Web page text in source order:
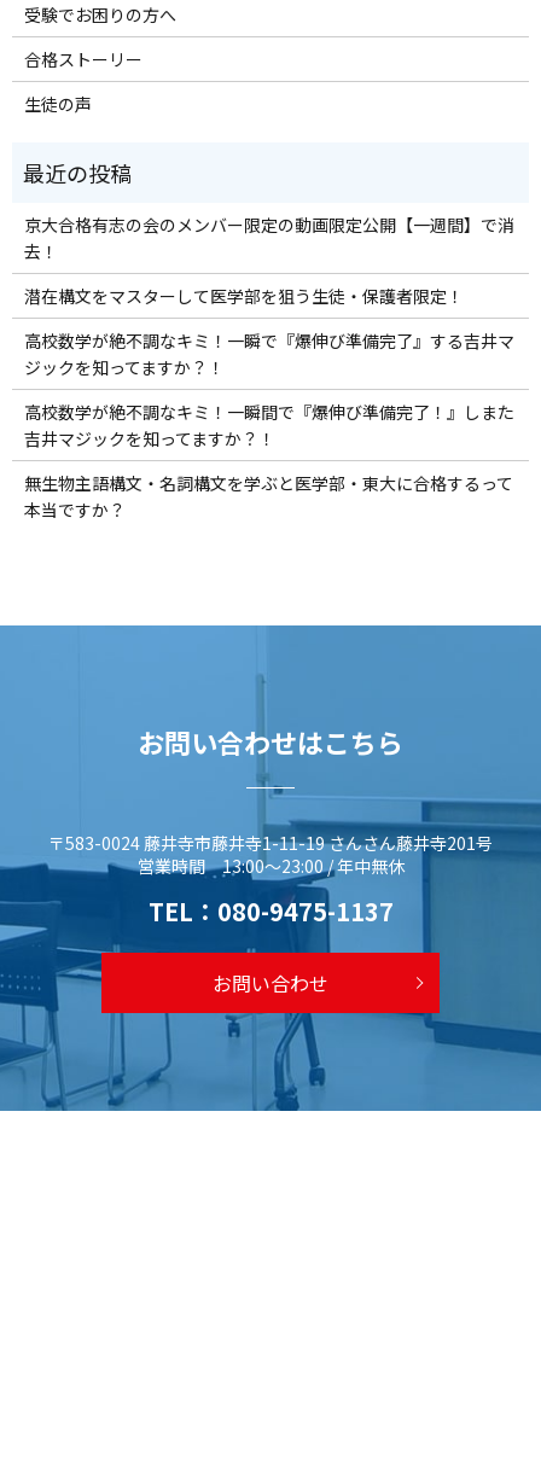
受験でお困りの方へ
合格ストーリー
生徒の声
京大合格有志の会のメンバー限定の動画限定公開【一週間】で消
去！
潜在構文をマスターして医学部を狙う生徒・保護者限定！
高校数学が絶不調なキミ！一瞬で『爆伸び準備完了』する吉井マ
ジックを知ってますか？！
高校数学が絶不調なキミ！一瞬間で『爆伸び準備完了！』しまた
吉井マジックを知ってますか？！
無生物主語構文・名詞構文を学ぶと医学部・東大に合格するって
本当ですか？
お問い合わせはこちら
〒583-0024 藤井寺市藤井寺1-11-19 さんさん藤井寺201号
営業時間 13:00～23:00 / 年中無休
TEL： 080-9475-1137
お問い合わせ